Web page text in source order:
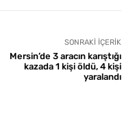
SONRAKI İÇERIK
Mersin’de 3 aracın karıştığı
kazada 1 kişi öldü, 4 kişi
yaralandı